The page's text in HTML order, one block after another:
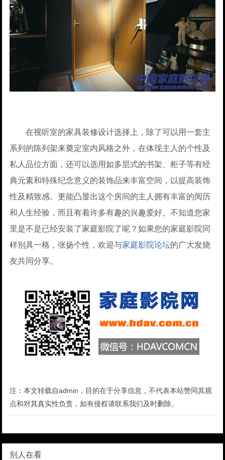
在视听室的家具装修设计选择上，除了可以用一套主
系列的陈列架来奠定室内风格之外，在体现主人的个性及
私人品位方面，还可以选用如多层式的书架、柜子等有经
典元素和特殊纪念意义的装饰品来丰富空间，以提高装饰
性及精致感。更能凸显出这个房间的主人拥有丰富的阅历
和人生经验，而且有着许多有趣的兴趣爱好。不知道您家
里是不是已经安装了家庭影院了呢？如果您的家庭影院同
样别具一格，张扬个性，欢迎与家庭影院论坛的广大发烧
友共同分享。
注：本文转载自admin，目的在于分享信息，不代表本站赞同其观
点和对其真实性负责，如有侵权请联系我们及时删除。
别人在看